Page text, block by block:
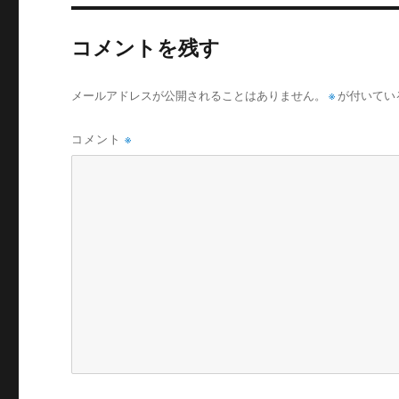
コメントを残す
メールアドレスが公開されることはありません。 ※ が付いて
コメント※